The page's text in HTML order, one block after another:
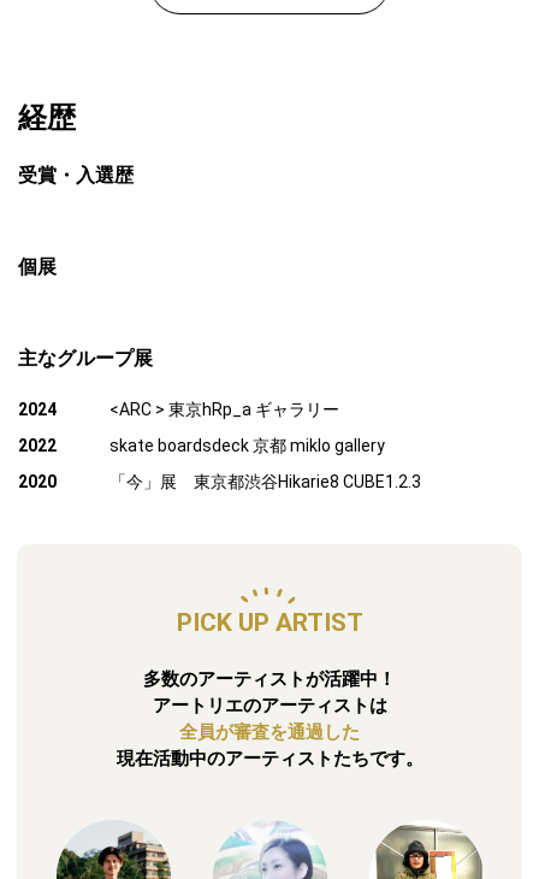
経歴
受賞・入選歴
個展
主なグループ展
2024
<ARC > 東京hRp_a ギャラリー
2022
skate boardsdeck 京都 miklo gallery
2020
「今」展 東京都渋谷Hikarie8 CUBE1.2.3
PICK UP ARTIST
多数のアーティストが活躍中！
アートリエのアーティストは
全員が審査を通過した
現在活動中のアーティストたちです。